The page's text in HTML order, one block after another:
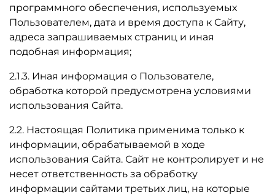
программного обеспечения, используемых
Пользователем, дата и время доступа к Сайту,
адреса запрашиваемых страниц и иная
подобная информация;
2.1.3. Иная информация о Пользователе,
обработка которой предусмотрена условиями
использования Сайта.
2.2. Настоящая Политика применима только к
информации, обрабатываемой в ходе
использования Сайта. Сайт не контролирует и не
несет ответственность за обработку
информации сайтами третьих лиц, на которые